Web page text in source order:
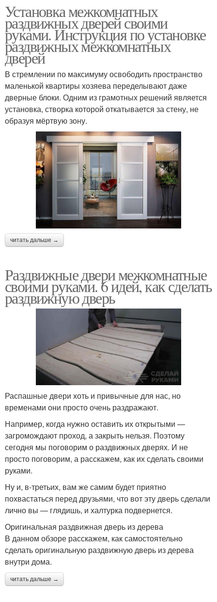
Установка межкомнатных
раздвижных дверей своими
руками. Инструкция по установке
раздвижных межкомнатных
дверей
В стремлении по максимуму освободить пространство
маленькой квартиры хозяева переделывают даже
дверные блоки. Одним из грамотных решений является
установка, створка которой откатывается за стену, не
образуя мёртвую зону.
читать дальше →
Раздвижные двери межкомнатные
своими руками. 6 идей, как сделать
раздвижную дверь
Распашные двери хоть и привычные для нас, но
временами они просто очень раздражают.
Например, когда нужно оставить их открытыми —
загромождают проход, а закрыть нельзя. Поэтому
сегодня мы поговорим о раздвижных дверях. И не
просто поговорим, а расскажем, как их сделать своими
руками.
Ну и, в-третьих, вам же самим будет приятно
похвастаться перед друзьями, что вот эту дверь сделали
лично вы — глядишь, и халтурка подвернется.
Оригинальная раздвижная дверь из дерева
В данном обзоре расскажем, как самостоятельно
сделать оригинальную раздвижную дверь из дерева
внутри дома.
читать дальше →